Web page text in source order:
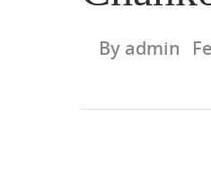
By admin